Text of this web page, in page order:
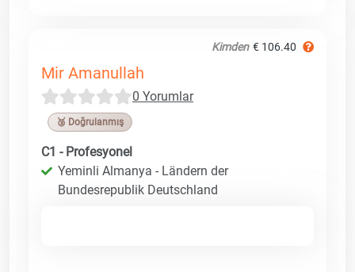
Kimden € 106.40
Mir Amanullah
0 Yorumlar
🥉 Doğrulanmış
C1 - Profesyonel
Yeminli Almanya - Ländern der
Bundesrepublik Deutschland